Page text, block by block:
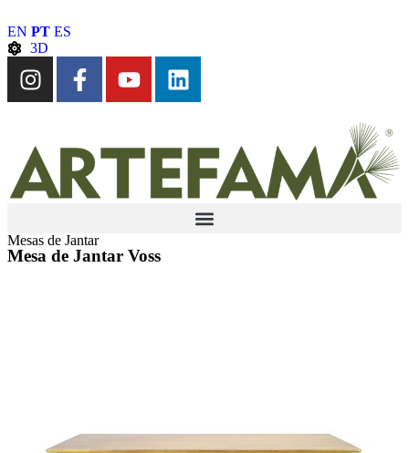
EN PT ES
3D
Mesas de Jantar
Mesa de Jantar Voss